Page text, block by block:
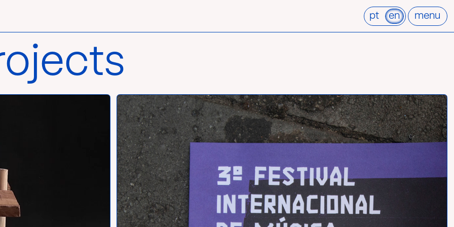
pt en menu